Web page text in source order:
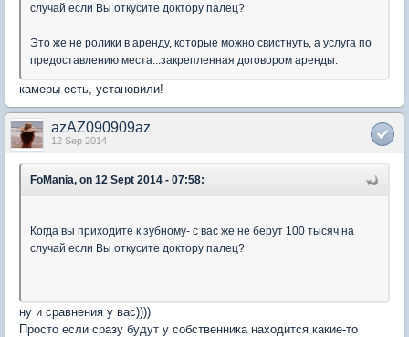
случай если Вы откусите доктору палец?
Это же не ролики в аренду, которые можно свистнуть, а услуга по
предоставлению места...закрепленная договором аренды.
камеры есть, установили!
azAZ090909az
12 Sep 2014
FoMania, on 12 Sept 2014 - 07:58:
Когда вы приходите к зубному- с вас же не берут 100 тысяч на
случай если Вы откусите доктору палец?
ну и сравнения у вас))))
Просто если сразу будут у собственника находится какие-то